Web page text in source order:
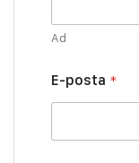
f
o
e
l
f
Ad
E-posta *